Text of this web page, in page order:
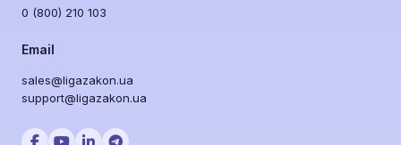
0 (800) 210 103
Email
sales@ligazakon.ua
support@ligazakon.ua